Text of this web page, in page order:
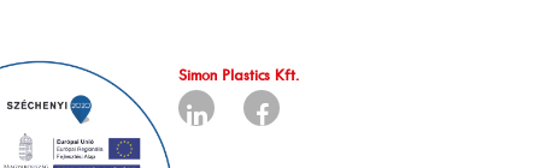
Simon Plastics Kft.